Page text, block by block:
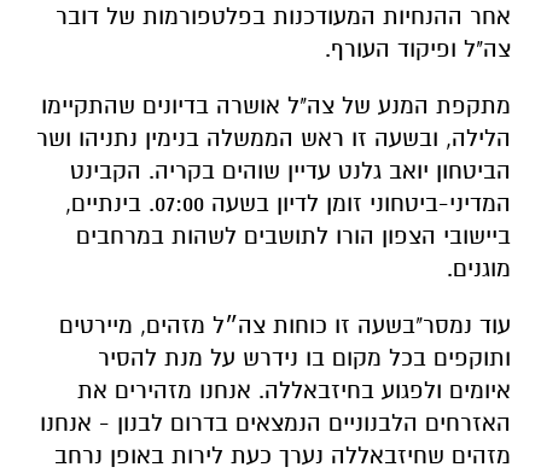
אחר ההנחיות המעודכנות בפלטפורמות של דובר
צה"ל ופיקוד העורף.
מתקפת המנע של צה"ל אושרה בדיונים שהתקיימו
הלילה, ובשעה זו ראש הממשלה בנימין נתניהו ושר
הביטחון יואב גלנט עדיין שוהים בקריה. הקבינט
המדיני-ביטחוני זומן לדיון בשעה 07:00. בינתיים,
ביישובי הצפון הורו לתושבים לשהות במרחבים
מוגנים.
עוד נמסר"בשעה זו כוחות צה״ל מזהים, מיירטים
ותוקפים בכל מקום בו נידרש על מנת להסיר
איומים ולפגוע בחיזבאללה. אנחנו מזהירים את
האזרחים הלבנוניים הנמצאים בדרום לבנון - אנחנו
מזהים שחיזבאללה נערך כעת לירות באופן נרחב